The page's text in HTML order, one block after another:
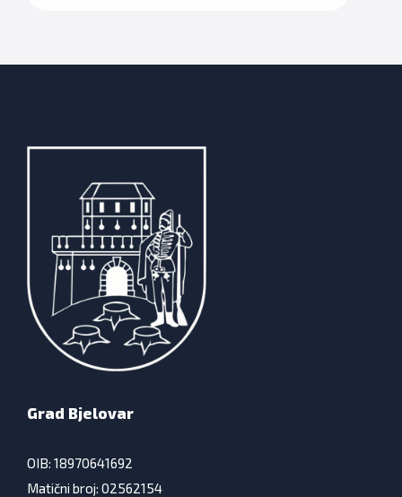
Grad Bjelovar
OIB: 18970641692
Matični broj: 02562154